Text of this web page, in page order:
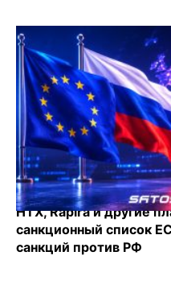
HTX, Rapira и другие
санкционный список
санкций против РФ